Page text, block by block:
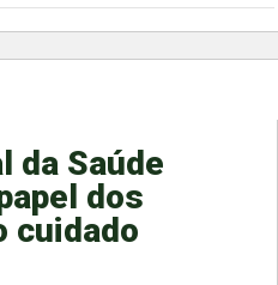
da Saúde
dos
cuidado